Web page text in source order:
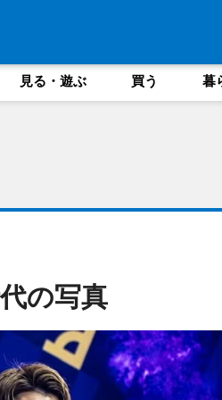
見る・遊ぶ 買う 暮
の写真